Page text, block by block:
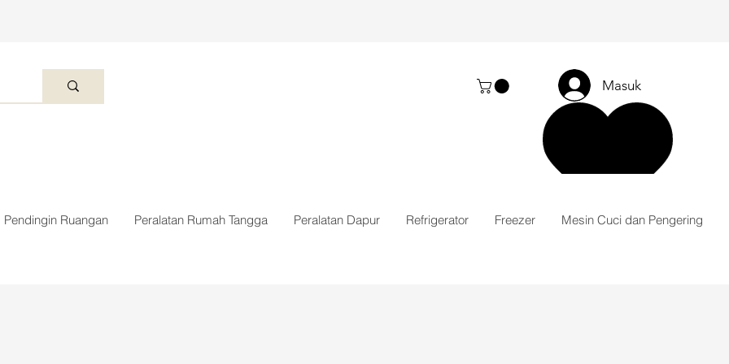
Masuk
Pendingin Ruangan Peralatan Rumah Tangga Peralatan Dapur Refrigerator Freezer Mesin Cuci dan Pengering